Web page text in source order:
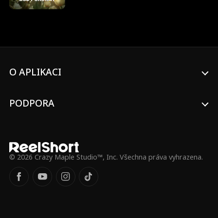
O APLIKACI
PODPORA
© 2026 Crazy Maple Studio™, Inc. Všechna práva vyhrazena.